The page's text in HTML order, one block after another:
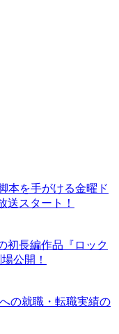
本を手がける金曜ド
送スタート！
初長編作品『ロック
公開！
の就職・転職実績の